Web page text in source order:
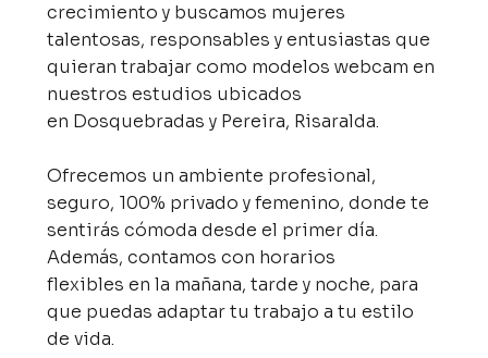
crecimiento y buscamos mujeres
talentosas, responsables y entusiastas que
quieran trabajar como modelos webcam en
nuestros estudios ubicados
en Dosquebradas y Pereira, Risaralda.
Ofrecemos un ambiente profesional,
seguro, 100% privado y femenino, donde te
sentirás cómoda desde el primer día.
Además, contamos con horarios
flexibles en la mañana, tarde y noche, para
que puedas adaptar tu trabajo a tu estilo
de vida.